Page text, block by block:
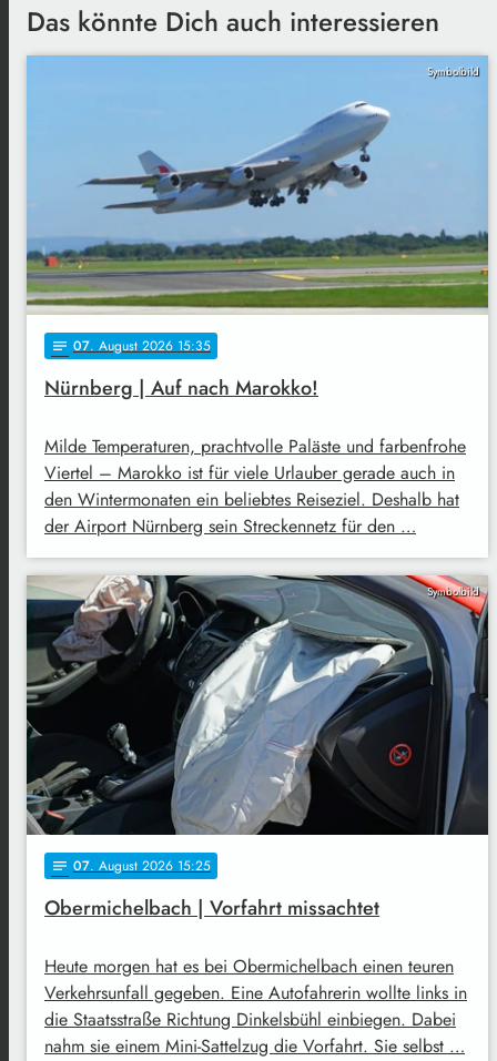
Das könnte Dich auch interessieren
Symbolbild
notes 07. August 2026 15:35
Nürnberg | Auf nach Marokko!
Milde Temperaturen, prachtvolle Paläste und farbenfrohe
Viertel – Marokko ist für viele Urlauber gerade auch in
den Wintermonaten ein beliebtes Reiseziel. Deshalb hat
der Airport Nürnberg sein Streckennetz für den …
Symbolbild
notes 07. August 2026 15:25
Obermichelbach | Vorfahrt missachtet
Heute morgen hat es bei Obermichelbach einen teuren
Verkehrsunfall gegeben. Eine Autofahrerin wollte links in
die Staatsstraße Richtung Dinkelsbühl einbiegen. Dabei
nahm sie einem Mini-Sattelzug die Vorfahrt. Sie selbst …